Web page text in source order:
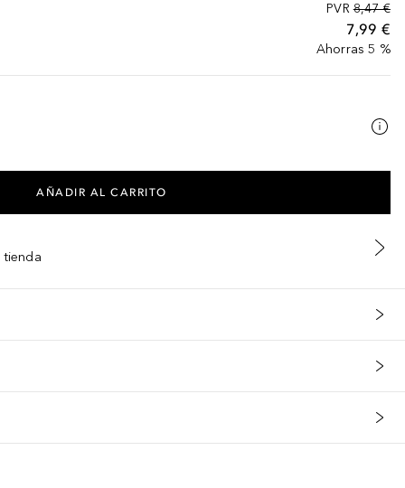
PVR 8,47 €
7,99 €
Ahorras 5 %
AÑADIR AL CARRITO
tienda